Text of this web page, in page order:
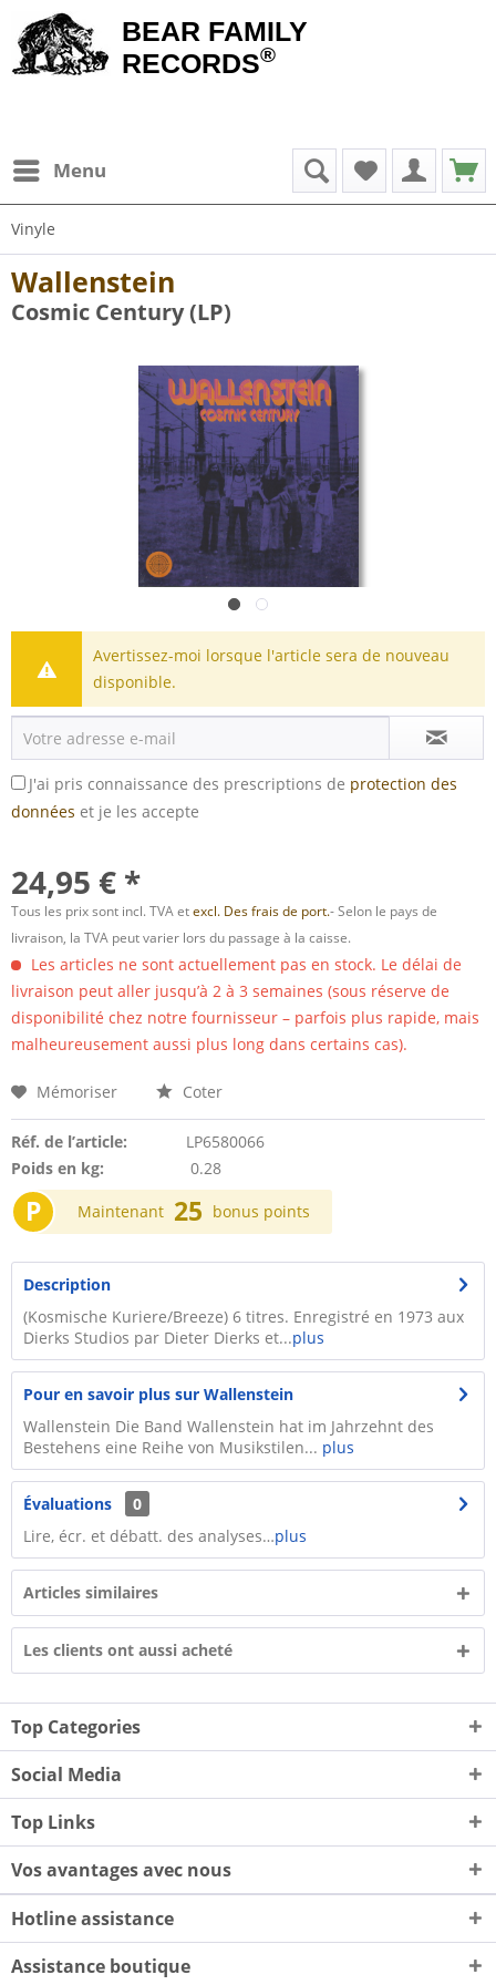
BEAR FAMILY
RECORDS®
Menu
Vinyle
Wallenstein
Cosmic Century (LP)
Avertissez-moi lorsque l'article sera de nouveau
disponible.
J'ai pris connaissance des prescriptions de protection des
données et je les accepte
24,95 € *
Tous les prix sont incl. TVA etexcl. Des frais de port.- Selon le pays de
livraison, la TVA peut varier lors du passage à la caisse.
Les articles ne sont actuellement pas en stock. Le délai de
livraison peut aller jusqu’à 2 à 3 semaines (sous réserve de
disponibilité chez notre fournisseur – parfois plus rapide, mais
malheureusement aussi plus long dans certains cas).
Mémoriser Coter
Réf. de l’article:
LP6580066
Poids en kg:
0.28
P Maintenant 25 bonus points
Description
(Kosmische Kuriere/Breeze) 6 titres. Enregistré en 1973 aux
Dierks Studios par Dieter Dierks et...plus
Pour en savoir plus sur Wallenstein
Wallenstein Die Band Wallenstein hat im Jahrzehnt des
Bestehens eine Reihe von Musikstilen... plus
Évaluations
0
Lire, écr. et débatt. des analyses…plus
Articles similaires
Les clients ont aussi acheté
Top Categories
Social Media
Top Links
Vos avantages avec nous
Hotline assistance
Assistance boutique